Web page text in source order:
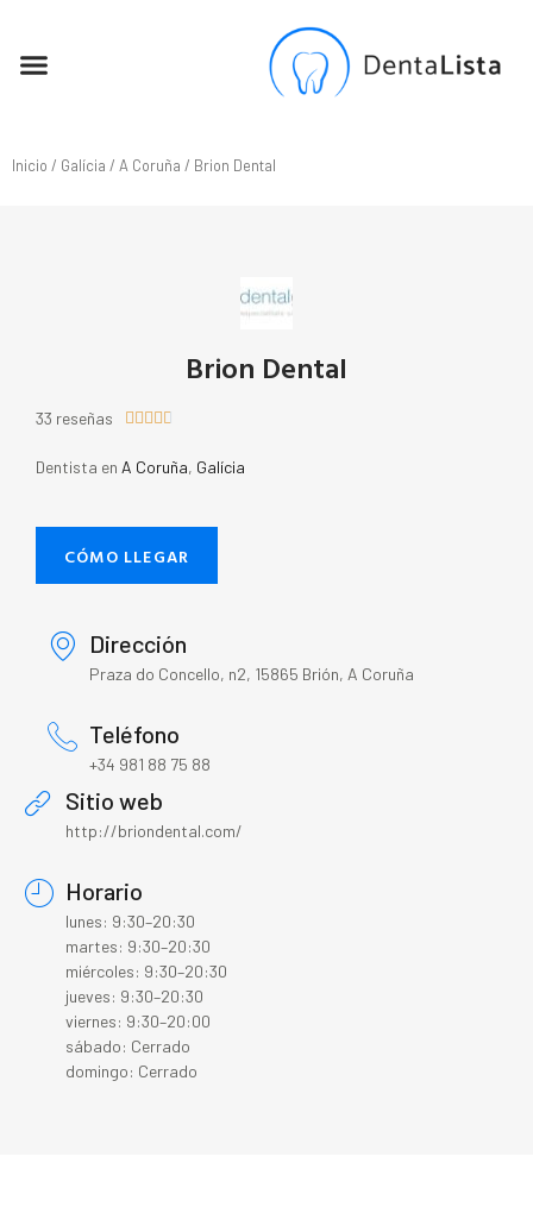
Inicio / Galícia / A Coruña / Brion Dental
Brion Dental
33 reseñas     
Dentista en A Coruña, Galícia
CÓMO LLEGAR
Dirección
Praza do Concello, n2, 15865 Brión, A Coruña
Teléfono
+34 981 88 75 88
Sitio web
http://briondental.com/
Horario
lunes: 9:30–20:30
martes: 9:30–20:30
miércoles: 9:30–20:30
jueves: 9:30–20:30
viernes: 9:30–20:00
sábado: Cerrado
domingo: Cerrado